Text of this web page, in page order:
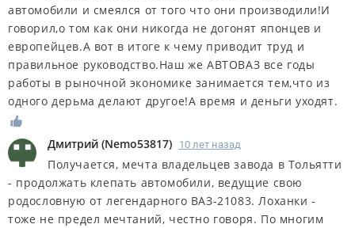
автомобили и смеялся от того что они производили!И
говорил,о том как они никогда не догонят японцев и
европейцев.А вот в итоге к чему приводит труд и
правильное руководство.Наш же АВТОВАЗ все годы
работы в рыночной экономике занимается тем,что из
одного дерьма делают другое!А время и деньги уходят.
Дмитрий (Nemo53817) 10 лет назад
Получается, мечта владельцев завода в Тольятти
- продолжать клепать автомобили, ведущие свою
родословную от легендарного ВАЗ-21083. Лоханки -
тоже не предел мечтаний, честно говоря. По многим